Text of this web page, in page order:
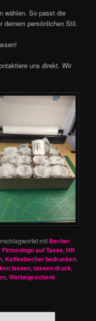
wählen. So passt die
deinem persönlichen Stil.
uns direkt. Wir
mit Becher
,Firmenlogo auf Tasse,HR
,Kaffeebecher bedrucken,
lassen,tassen druck,
,Werbegeschenk